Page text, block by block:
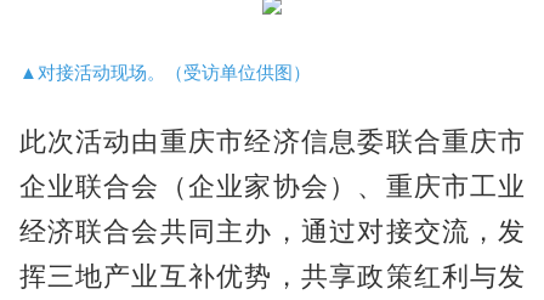
▲对接活动现场。（受访单位供图）
此次活动由重庆市经济信息委联合重庆市
企业联合会（企业家协会）、重庆市工业
经济联合会共同主办，通过对接交流，发
挥三地产业互补优势，共享政策红利与发